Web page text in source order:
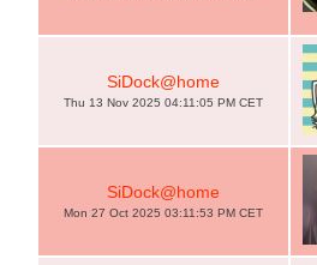
SiDock@home
Thu 13 Nov 2025 04:11:05 PM CET
SiDock@home
Mon 27 Oct 2025 03:11:53 PM CET